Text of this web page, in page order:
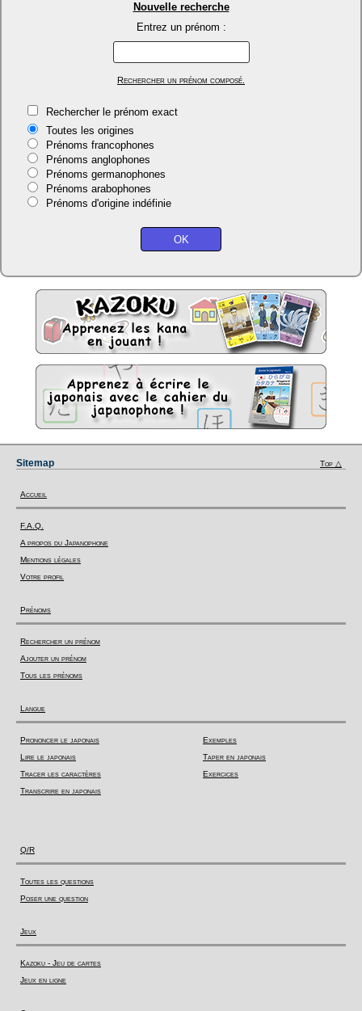
Nouvelle recherche
Entrez un prénom :
Rechercher un prénom composé.
Rechercher le prénom exact
Toutes les origines
Prénoms francophones
Prénoms anglophones
Prénoms germanophones
Prénoms arabophones
Prénoms d'origine indéfinie
Sitemap Top △
Accueil
F.A.Q.
A propos du Japanophone
Mentions légales
Votre profil
Prénoms
Rechercher un prénom
Ajouter un prénom
Tous les prénoms
Langue
Prononcer le japonais
Lire le japonais
Tracer les caractères
Transcrire en japonais
Exemples
Taper en japonais
Exercices
Q/R
Toutes les questions
Poser une question
Jeux
Kazoku - Jeu de cartes
Jeux en ligne